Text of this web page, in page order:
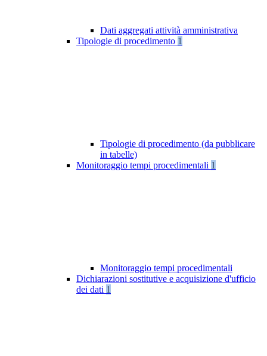
Dati aggregati attività amministrativa
Tipologie di procedimento 1
Tipologie di procedimento (da pubblicare
in tabelle)
Monitoraggio tempi procedimentali 1
Monitoraggio tempi procedimentali
Dichiarazioni sostitutive e acquisizione d'ufficio
dei dati 1